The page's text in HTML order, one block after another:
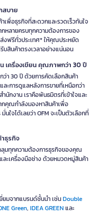
สบาย
พื่อธุรกิจที่สะดวกและรวดเร็วทันใจ
หลายครบทุกความต้องการของ
รีทั่วประเทศ* ให้คุณประหยัด
รับสินค้าตรงเวลาอย่างแน่นอน
เครื่องเขียน คุณภาพกว่า 30 ปี
ว่า 30 ปี ด้วยการคัดเลือกสินค้า
ะการดูแลหลังการขายที่เหนือกว่า
กงาน เราคือพันธมิตรที่เข้าใจและ
กคุณกำลังมองหาสินค้าเพื่อ
ใจได้เลยว่า OFM จะเป็นตัวเลือกที่
ธุรกิจ
มทุกความต้องการธุรกิจของคุณ
ะเครื่องมือช่าง ด้วยหมวดหมู่สินค้า
มจากแบรนด์ชั้นนำ เช่นDouble
Green, IDEA GREENและ